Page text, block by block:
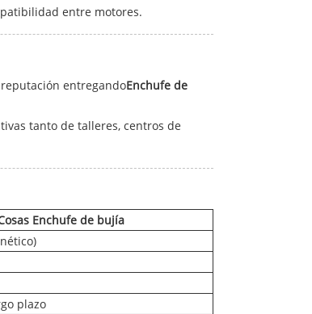
entre motores.
entregandoEnchufe de
tanto de talleres, centros de
Enchufe de bujía
plazo